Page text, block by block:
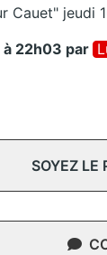
Cauet" jeudi
22h03 par
SOYEZ LE